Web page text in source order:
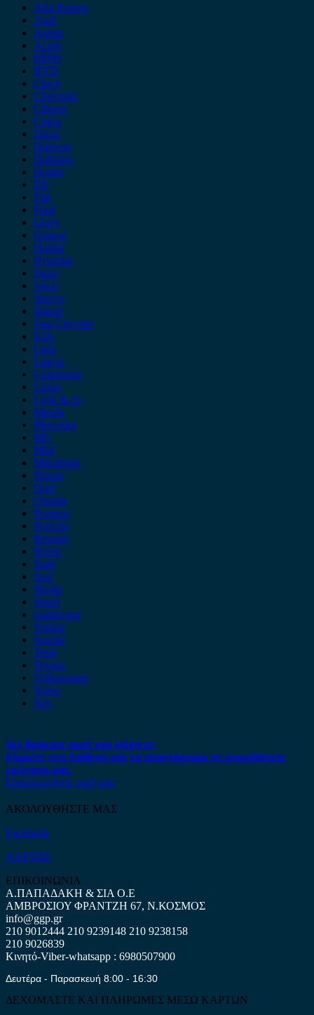
Alfa Romeo
Audi
Austin
Acura
BMW
BYD
Chery
Chevrolet
Citroen
Cupra
Dacia
Daewoo
Daihatsu
Dodge
DS
Fiat
Ford
Geely
Gonow
Honda
Hyundai
Isuzu
iveco
Jaecoo
Jaguar
Jeep Chrysler
KIA
Lada
Lancia
Leapmotor
Lexus
Lynk & co
Mazda
Mercedes
MG
Mini
Mitsubishi
Nissan
Opel
Omoda
Peugeot
Porsche
Renault
Rover
Saab
Seat
Skoda
Smart
ssangyong
Subaru
Suzuki
Tesla
Toyota
Volkswagen
Volvo
Xev
Δεν βρήκατε αυτό που ψάχνετε;
Είμαστε στη διάθεση σας να απαντήσουμε σε οποιαδήποτε
ερώτηση σας.
Επικοινωνήστε μαζί μας
ΑΚΟΛΟΥΘΗΣΤΕ ΜΑΣ
Facebook
ΧΑΡΤΗΣ
ΕΠΙΚΟΙΝΩΝΙΑ
Α.ΠΑΠΑΔΑΚΗ & ΣΙΑ Ο.Ε
ΑΜΒΡΟΣΙΟΥ ΦΡΑΝΤΖΗ 67, Ν.ΚΟΣΜΟΣ
info@ggp.gr
210 9012444 210 9239148 210 9238158
210 9026839
Κινητό-Viber-whatsapp : 6980507900
Δευτέρα - Παρασκευή 8:00 - 16:30
ΔΕΧΟΜΑΣΤΕ ΚΑΙ ΠΛΗΡΩΜΕΣ ΜΕΣΩ ΚΑΡΤΩΝ